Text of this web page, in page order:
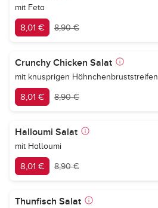
mit Feta
8,01 € 8,90 €
Crunchy Chicken Salat
mit knusprigen Hähnchenbruststreifen
8,01 € 8,90 €
Halloumi Salat
mit Halloumi
8,01 € 8,90 €
Thunfisch Salat